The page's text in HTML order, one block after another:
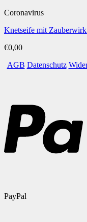
Coronavirus
Knetseife mit
€0,00
AGB Datenschutz
PayPal